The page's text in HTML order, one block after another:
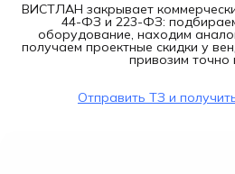
ВИСТЛАН закрывает
44-ФЗ и 223-ФЗ:
оборудование, находим
получаем проектные скидки у
привозим точно
Отправить ТЗ и